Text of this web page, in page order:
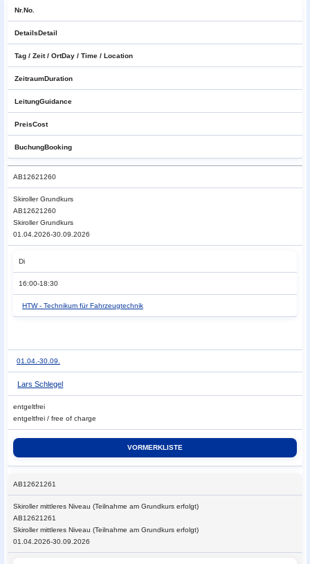
Nr.No.
DetailsDetail
Tag / Zeit / OrtDay / Time / Location
ZeitraumDuration
LeitungGuidance
PreisCost
BuchungBooking
AB12621260
SkirollerGrundkurs
AB12621260
Skiroller Grundkurs
01.04.2026-30.09.2026
Di
16:00-18:30
HTW - Technikum für Fahrzeugtechnik
01.04.-30.09.
Lars Schlegel
entgeltfrei
entgeltfrei / free of charge
AB12621261
Skirollermittleres Niveau (Teilnahme am Grundkurs erfolgt)
AB12621261
Skiroller mittleres Niveau (Teilnahme am Grundkurs erfolgt)
01.04.2026-30.09.2026